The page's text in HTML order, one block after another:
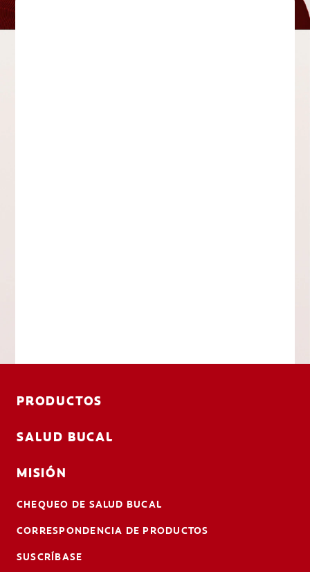
PRODUCTOS
SALUD BUCAL
MISIÓN
CHEQUEO DE SALUD BUCAL
CORRESPONDENCIA DE PRODUCTOS
SUSCRÍBASE